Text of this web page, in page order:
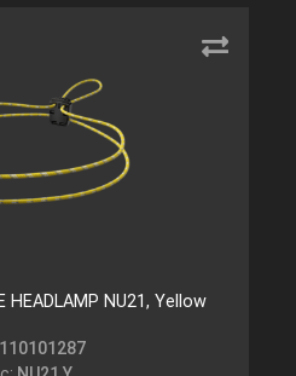
HEADLAMP NU21, Yellow